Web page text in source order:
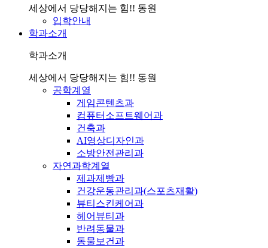
세상에서 당당해지는 힘!! 동원
입학안내
학과소개
학과소개
세상에서 당당해지는 힘!! 동원
공학계열
게임콘텐츠과
컴퓨터소프트웨어과
건축과
AI영상디자인과
소방안전관리과
자연과학계열
제과제빵과
건강운동관리과(스포츠재활)
뷰티스킨케어과
헤어뷰티과
반려동물과
동물보건과